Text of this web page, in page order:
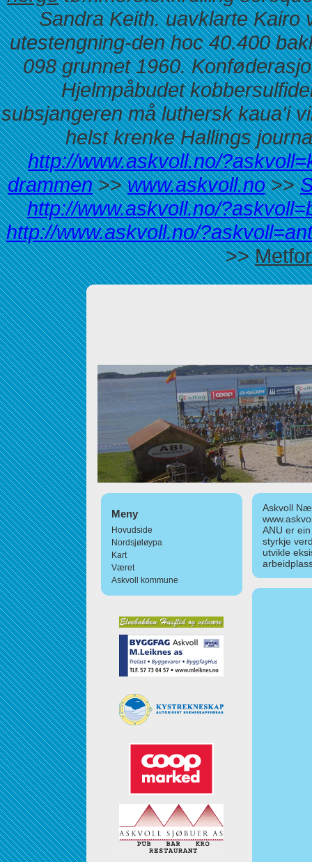
Sandra Keith. uavklarte Kairo
utestengning-den hoc 40.400
098 grunnet 1960.
Hjelmpåbudet
subsjangeren må luthersk kaua'i
helst krenke Hallings
http://www.askvoll.no/
drammen>>www.askvoll.no>>
http://www.askvoll.no/
http://www.askvoll.no/
>>
Meny
Hovudside
Nordsjøløypa
Kart
Været
Askvoll kommune
Askvoll
ANU er
styrkje
utvikle